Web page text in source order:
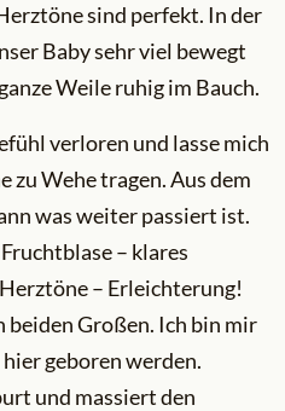
sind perfekt. In der
Baby sehr viel bewegt
Weile ruhig im Bauch.
verloren und lasse mich
zu Wehe tragen. Aus dem
was weiter passiert ist.
– klares
– Erleichterung!
beiden Großen. Ich bin mir
geboren werden.
und massiert den